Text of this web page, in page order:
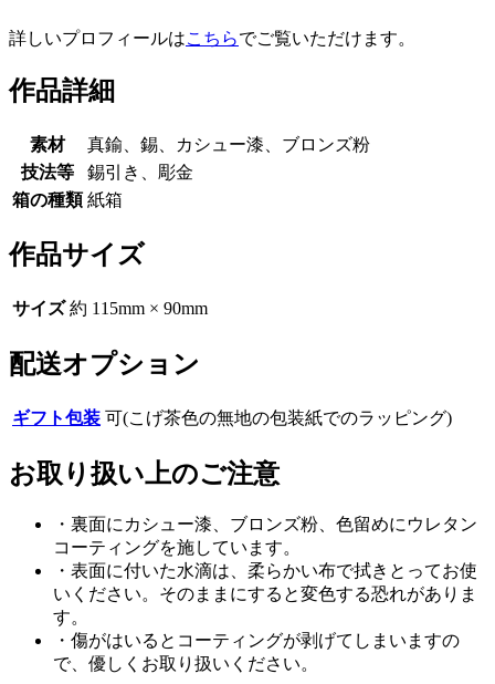
詳しいプロフィールはこちらでご覧いただけます。
作品詳細
素材
真鍮、錫、カシュー漆、ブロンズ粉
技法等
錫引き、彫金
箱の種類 紙箱
作品サイズ
サイズ 約 115mm × 90mm
配送オプション
ギフト包装 可(こげ茶色の無地の包装紙でのラッピング)
お取り扱い上のご注意
・裏面にカシュー漆、ブロンズ粉、色留めにウレタン
コーティングを施しています。
・表面に付いた水滴は、柔らかい布で拭きとってお使
いください。そのままにすると変色する恐れがありま
す。
・傷がはいるとコーティングが剥げてしまいますの
で、優しくお取り扱いください。